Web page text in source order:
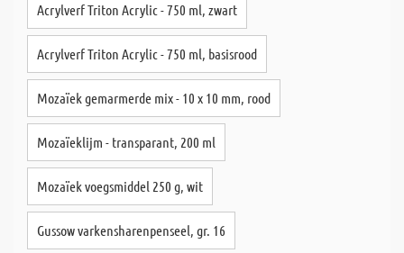
Acrylverf Triton Acrylic - 750 ml, zwart
Acrylverf Triton Acrylic - 750 ml, basisrood
Mozaïek gemarmerde mix - 10 x 10 mm, rood
Mozaïeklijm - transparant, 200 ml
Mozaïek voegsmiddel 250 g, wit
Gussow varkensharenpenseel, gr. 16